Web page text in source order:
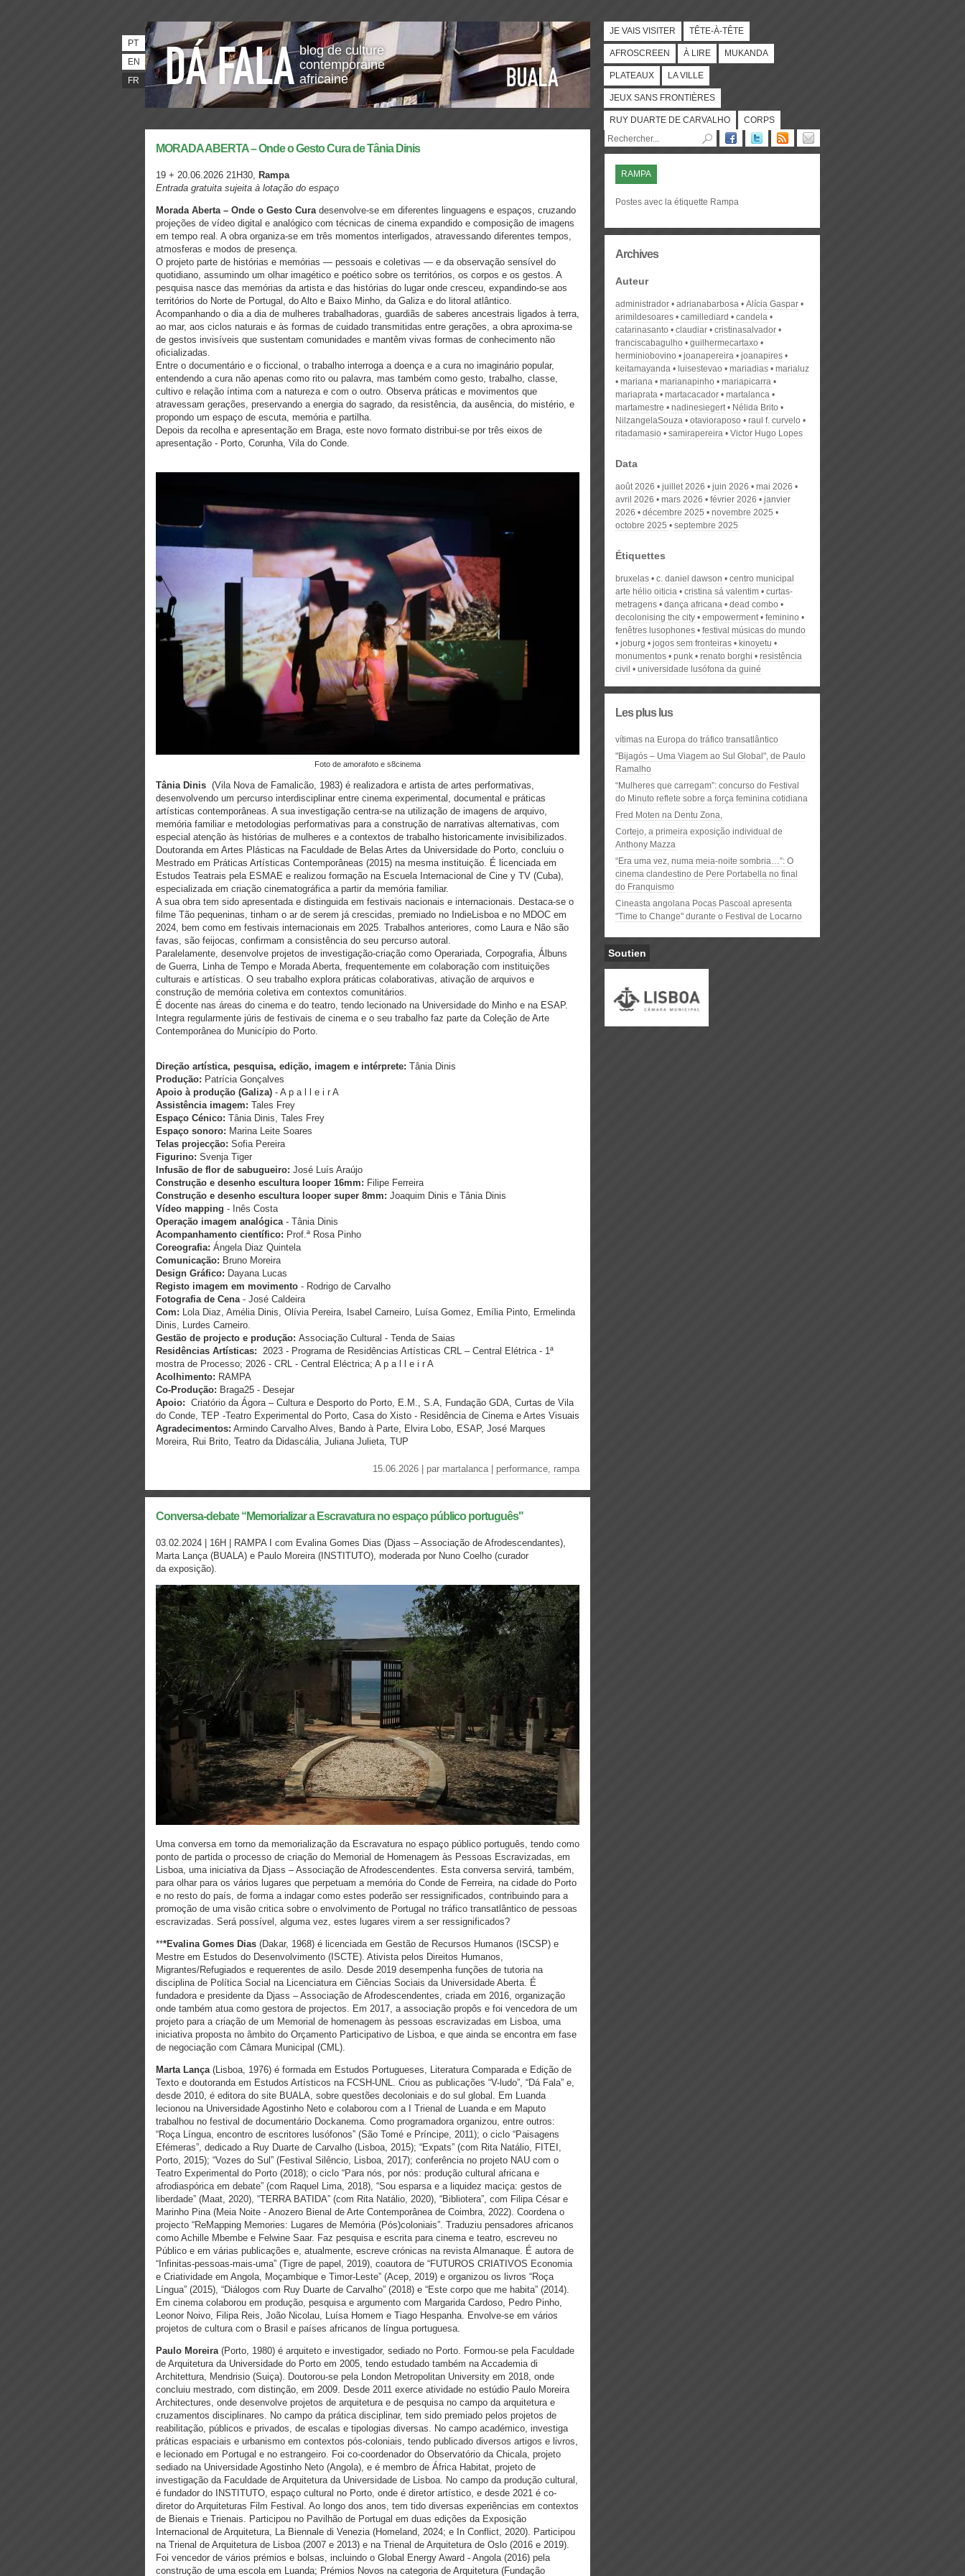
blog de culture
contemporaine
africaine
PT
EN
FR
JE VAIS VISITER TÊTE-À-TÊTE
AFROSCREEN À LIRE MUKANDA
PLATEAUX LA VILLE
JEUX SANS FRONTIÈRES
RUY DUARTE DE CARVALHO CORPS
MORADA ABERTA – Onde o Gesto Cura de Tânia Dinis
19 + 20.06.2026 21H30, Rampa
Entrada gratuita sujeita à lotação do espaço
Morada Aberta – Onde o Gesto Curadesenvolve-se em diferentes linguagens e espaços, cruzando
projeções de vídeo digital e analógico com técnicas de cinema expandido e composição de imagens
em tempo real. A obra organiza-se em três momentos interligados, atravessando diferentes tempos,
atmosferas e modos de presença.
O projeto parte de histórias e memórias — pessoais e coletivas — e da observação sensível do
quotidiano, assumindo um olhar imagético e poético sobre os territórios, os corpos e os gestos. A
pesquisa nasce das memórias da artista e das histórias do lugar onde cresceu, expandindo-se aos
territórios do Norte de Portugal, do Alto e Baixo Minho, da Galiza e do litoral atlântico.
Acompanhando o dia a dia de mulheres trabalhadoras, guardiãs de saberes ancestrais ligados à terra,
ao mar, aos ciclos naturais e às formas de cuidado transmitidas entre gerações, a obra aproxima-se
de gestos invisíveis que sustentam comunidades e mantêm vivas formas de conhecimento não
oficializadas.
Entre o documentário e o ficcional, o trabalho interroga a doença e a cura no imaginário popular,
entendendo a cura não apenas como rito ou palavra, mas também como gesto, trabalho, classe,
cultivo e relação íntima com a natureza e com o outro. Observa práticas e movimentos que
atravessam gerações, preservando a energia do sagrado, da resistência, da ausência, do mistério, e
propondo um espaço de escuta, memória e partilha.
Depois da recolha e apresentação em Braga, este novo formato distribui-se por três eixos de
apresentação - Porto, Corunha, Vila do Conde.
foto de amorafoto e s8cinema
Tânia Dinis (Vila Nova de Famalicão, 1983) é realizadora e artista de artes performativas,
desenvolvendo um percurso interdisciplinar entre cinema experimental, documental e práticas
artísticas contemporâneas. A sua investigação centra-se na utilização de imagens de arquivo,
memória familiar e metodologias performativas para a construção de narrativas alternativas, com
especial atenção às histórias de mulheres e a contextos de trabalho historicamente invisibilizados.
Doutoranda em Artes Plásticas na Faculdade de Belas Artes da Universidade do Porto, concluiu o
Mestrado em Práticas Artísticas Contemporâneas (2015) na mesma instituição. É licenciada em
Estudos Teatrais pela ESMAE e realizou formação na Escuela Internacional de Cine y TV (Cuba),
especializada em criação cinematográfica a partir da memória familiar.
A sua obra tem sido apresentada e distinguida em festivais nacionais e internacionais. Destaca-se o
filme Tão pequeninas, tinham o ar de serem já crescidas, premiado no IndieLisboa e no MDOC em
2024, bem como em festivais internacionais em 2025. Trabalhos anteriores, como Laura e Não são
favas, são feijocas, confirmam a consistência do seu percurso autoral.
Paralelamente, desenvolve projetos de investigação-criação como Operariada, Corpografia, Álbuns
de Guerra, Linha de Tempo e Morada Aberta, frequentemente em colaboração com instituições
culturais e artísticas. O seu trabalho explora práticas colaborativas, ativação de arquivos e
construção de memória coletiva em contextos comunitários.
É docente nas áreas do cinema e do teatro, tendo lecionado na Universidade do Minho e na ESAP.
Integra regularmente júris de festivais de cinema e o seu trabalho faz parte da Coleção de Arte
Contemporânea do Município do Porto.
Direção artística, pesquisa, edição, imagem e intérprete: Tânia Dinis
Produção: Patrícia Gonçalves
Apoio à produção (Galiza) - A p a l l e i r A
Assistência imagem: Tales Frey
Espaço Cénico: Tânia Dinis, Tales Frey
Espaço sonoro: Marina Leite Soares
Telas projecção: Sofia Pereira
Figurino: Svenja Tiger
Infusão de flor de sabugueiro: José Luís Araújo
Construção e desenho escultura looper 16mm: Filipe Ferreira
Construção e desenho escultura looper super 8mm: Joaquim Dinis e Tânia Dinis
Vídeo mapping - Inês Costa
Operação imagem analógica - Tânia Dinis
Acompanhamento científico: Prof.ª Rosa Pinho
Coreografia: Ángela Diaz Quintela
Comunicação: Bruno Moreira
Design Gráfico: Dayana Lucas
Registo imagem em movimento - Rodrigo de Carvalho
Fotografia de Cena- José Caldeira
Com: Lola Diaz, Amélia Dinis, Olívia Pereira, Isabel Carneiro, Luísa Gomez, Emília Pinto, Ermelinda
Dinis, Lurdes Carneiro.
Gestão de projecto e produção: Associação Cultural - Tenda de Saias
Residências Artísticas: 2023 - Programa de Residências Artísticas CRL – Central Elétrica - 1ª
mostra de Processo; 2026 - CRL - Central Eléctrica; A p a l l e i r A
Acolhimento: RAMPA
Co-Produção: Braga25 - Desejar
Apoio: Criatório da Ágora – Cultura e Desporto do Porto, E.M., S.A, Fundação GDA, Curtas de Vila
do Conde, TEP -Teatro Experimental do Porto, Casa do Xisto - Residência de Cinema e Artes Visuais
Agradecimentos: Armindo Carvalho Alves, Bando à Parte, Elvira Lobo, ESAP, José Marques
Moreira, Rui Brito, Teatro da Didascália, Juliana Julieta, TUP
15.06.2026 | par martalanca| performance, rampa
Conversa-debate “Memorializar a Escravatura no espaço público português"
03.02.2024 | 16H | RAMPA I com Evalina Gomes Dias (Djass – Associação de Afrodescendantes),
Marta Lança (BUALA) e Paulo Moreira (INSTITUTO), moderada por Nuno Coelho (curador
da exposição).
Uma conversa em torno da memorialização da Escravatura no espaço público português, tendo como
ponto de partida o processo de criação do Memorial de Homenagem às Pessoas Escravizadas, em
Lisboa, uma iniciativa da Djass – Associação de Afrodescendentes. Esta conversa servirá, também,
para olhar para os vários lugares que perpetuam a memória do Conde de Ferreira, na cidade do Porto
e no resto do país, de forma a indagar como estes poderão ser ressignificados, contribuindo para a
promoção de uma visão critica sobre o envolvimento de Portugal no tráfico transatlântico de pessoas
escravizadas. Será possível, alguma vez, estes lugares virem a ser ressignificados?
***Evalina Gomes Dias (Dakar, 1968) é licenciada em Gestão de Recursos Humanos (ISCSP) e
Mestre em Estudos do Desenvolvimento (ISCTE). Ativista pelos Direitos Humanos,
Migrantes/Refugiados e requerentes de asilo. Desde 2019 desempenha funções de tutoria na
disciplina de Política Social na Licenciatura em Ciências Sociais da Universidade Aberta. É
fundadora e presidente da Djass – Associação de Afrodescendentes, criada em 2016, organização
onde também atua como gestora de projectos. Em 2017, a associação propôs e foi vencedora de um
projeto para a criação de um Memorial de homenagem às pessoas escravizadas em Lisboa, uma
iniciativa proposta no âmbito do Orçamento Participativo de Lisboa, e que ainda se encontra em fase
de negociação com Câmara Municipal (CML).
Marta Lança(Lisboa, 1976) é formada em Estudos Portugueses, Literatura Comparada e Edição de
Texto e doutoranda em Estudos Artísticos na FCSH-UNL. Criou as publicações “V-ludo”, “Dá Fala” e,
desde 2010, é editora do site BUALA, sobre questões decoloniais e do sul global. Em Luanda
lecionou na Universidade Agostinho Neto e colaborou com a I Trienal de Luanda e em Maputo
trabalhou no festival de documentário Dockanema. Como programadora organizou, entre outros:
“Roça Língua, encontro de escritores lusófonos” (São Tomé e Príncipe, 2011); o ciclo “Paisagens
Efémeras”, dedicado a Ruy Duarte de Carvalho (Lisboa, 2015); “Expats” (com Rita Natálio, FITEI,
Porto, 2015); “Vozes do Sul” (Festival Silêncio, Lisboa, 2017); conferência no projeto NAU com o
Teatro Experimental do Porto (2018); o ciclo “Para nós, por nós: produção cultural africana e
afrodiaspórica em debate” (com Raquel Lima, 2018), “Sou esparsa e a liquidez maciça: gestos de
liberdade” (Maat, 2020), “TERRA BATIDA” (com Rita Natálio, 2020), “Bibliotera”, com Filipa César e
Marinho Pina (Meia Noite - Anozero Bienal de Arte Contemporânea de Coimbra, 2022). Coordena o
projecto “ReMapping Memories: Lugares de Memória (Pós)coloniais”. Traduziu pensadores africanos
como Achille Mbembe e Felwine Saar. Faz pesquisa e escrita para cinema e teatro, escreveu no
Público e em várias publicações e, atualmente, escreve crónicas na revista Almanaque. É autora de
“Infinitas-pessoas-mais-uma” (Tigre de papel, 2019), coautora de “FUTUROS CRIATIVOS Economia
e Criatividade em Angola, Moçambique e Timor-Leste” (Acep, 2019) e organizou os livros “Roça
Língua” (2015), “Diálogos com Ruy Duarte de Carvalho” (2018) e “Este corpo que me habita” (2014).
Em cinema colaborou em produção, pesquisa e argumento com Margarida Cardoso, Pedro Pinho,
Leonor Noivo, Filipa Reis, João Nicolau, Luísa Homem e Tiago Hespanha. Envolve-se em vários
projetos de cultura com o Brasil e países africanos de língua portuguesa.
Paulo Moreira(Porto, 1980) é arquiteto e investigador, sediado no Porto. Formou-se pela Faculdade
de Arquitetura da Universidade do Porto em 2005, tendo estudado também na Accademia di
Architettura, Mendrisio (Suiça). Doutorou-se pela London Metropolitan University em 2018, onde
concluiu mestrado, com distinção, em 2009. Desde 2011 exerce atividade no estúdio Paulo Moreira
Architectures, onde desenvolve projetos de arquitetura e de pesquisa no campo da arquitetura e
cruzamentos disciplinares. No campo da prática disciplinar, tem sido premiado pelos projetos de
reabilitação, públicos e privados, de escalas e tipologias diversas. No campo académico, investiga
práticas espaciais e urbanismo em contextos pós-coloniais, tendo publicado diversos artigos e livros,
e lecionado em Portugal e no estrangeiro. Foi co-coordenador do Observatório da Chicala, projeto
sediado na Universidade Agostinho Neto (Angola), e é membro de África Habitat, projeto de
investigação da Faculdade de Arquitetura da Universidade de Lisboa. No campo da produção cultural,
é fundador do INSTITUTO, espaço cultural no Porto, onde é diretor artístico, e desde 2021 é co-
diretor do Arquiteturas Film Festival. Ao longo dos anos, tem tido diversas experiências em contextos
de Bienais e Trienais. Participou no Pavilhão de Portugal em duas edições da Exposição
Internacional de Arquitetura, La Biennale di Venezia (Homeland, 2024; e In Conflict, 2020). Participou
na Trienal de Arquitetura de Lisboa (2007 e 2013) e na Trienal de Arquitetura de Oslo (2016 e 2019).
Foi vencedor de vários prémios e bolsas, incluindo o Global Energy Award - Angola (2016) pela
construção de uma escola em Luanda; Prémios Novos na categoria de Arquitetura (Fundação
RAMPA
Postes avec la étiquette Rampa
Archives
Auteur
administrador adrianabarbosa
Alícia Gaspar
arimildesoares
camillediard
candela
catarinasanto
claudiar
cristinasalvador
franciscabagulho
guilhermecartaxo
herminiobovino
joanapereira
joanapires
keitamayanda
luisestevao mariadias
marialuz
mariana
marianapinho
mariapicarra
mariaprata
martacacador
martalanca
martamestre
nadinesiegert
Nélida Brito
NilzangelaSouza
otavioraposo
raul f. curvelo
ritadamasio
samirapereira Victor Hugo Lopes
Data
août 2026 juillet 2026 juin 2026
mai 2026
avril 2026
mars 2026 février 2026
janvier
2026
décembre 2025
novembre 2025
octobre 2025
septembre 2025
Étiquettes
bruxelas c. daniel dawson
centro municipal
arte hélio oiticia
cristina sá valentim
curtas-
metragens
dança africana
dead combo
decolonising the city
empowerment
feminino
fenêtres lusophones
festival músicas do mundo
joburg
jogos sem fronteiras
kinoyetu
monumentos
punk renato borghi
resistência
civil
universidade lusófona da guiné
Les plus lus
vítimas na Europa do tráfico transatlântico
"Bijagós – Uma Viagem ao Sul Global", de Paulo
Ramalho
“Mulheres que carregam”: concurso do Festival
do Minuto reflete sobre a força feminina cotidiana
Fred Moten na Dentu Zona,
Cortejo, a primeira exposição individual de
Anthony Mazza
“Era uma vez, numa meia-noite sombria…”: O
cinema clandestino de Pere Portabella no final
do Franquismo
Cineasta angolana Pocas Pascoal apresenta
"Time to Change" durante o Festival de Locarno
Soutien